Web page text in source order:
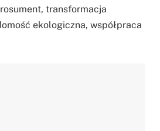
transformacja
ekologiczna, współpraca